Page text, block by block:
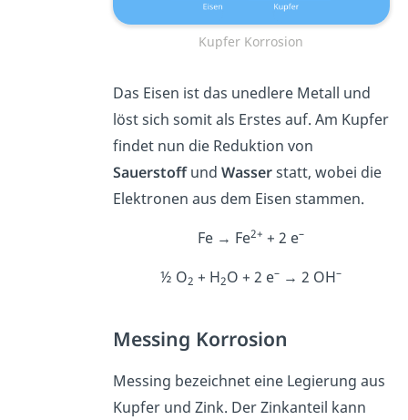
Kupfer Korrosion
Das Eisen ist das unedlere Metall und
löst sich somit als Erstes auf. Am Kupfer
findet nun die Reduktion von
Sauerstoffund Wasserstatt, wobei die
Elektronen aus dem Eisen stammen.
Fe → Fe2+ + 2 e–
½ O2 + H2O + 2 e– → 2 OH–
Messing Korrosion
Messing bezeichnet eine Legierung aus
Kupfer und Zink. Der Zinkanteil kann